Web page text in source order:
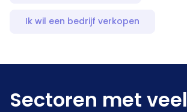
Ik wil een bedrijf verkopen
Sectoren met veel